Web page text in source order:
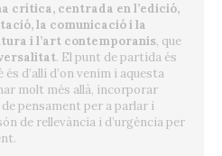
crítica, centrada en l’edició,
la comunicació i la
i l’art contemporanis, que
. El punt de partida és
d’allí d’on venim i aquesta
molt més allà, incorporar
pensament per a parlar i
de rellevància i d’urgència per